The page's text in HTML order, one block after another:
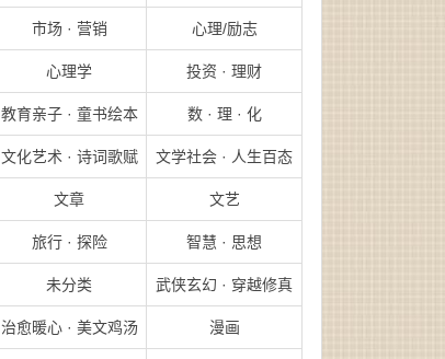
市场 · 营销 心理/励志
心理学 投资 · 理财
教育亲子 · 童书绘本 数 · 理 · 化
文化艺术 · 诗词歌赋 文学社会 · 人生百态
文章 文艺
旅行 · 探险 智慧 · 思想
未分类 武侠玄幻 · 穿越修真
治愈暖心 · 美文鸡汤 漫画